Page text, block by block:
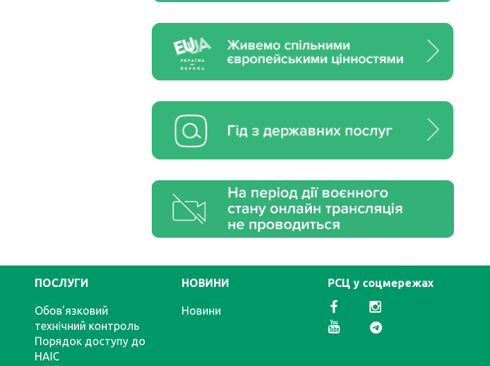
ПОСЛУГИ
Обов’язковий
технічний контроль
Порядок доступу до
НАІС
НОВИНИ
Новини
РСЦ у соцмережах